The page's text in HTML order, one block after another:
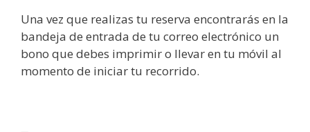
Una vez que realizas tu reserva encontrarás en la
bandeja de entrada de tu correo electrónico un
bono que debes imprimir o llevar en tu móvil al
momento de iniciar tu recorrido.